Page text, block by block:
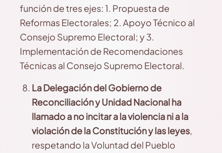
función de tres ejes: 1. Propuesta de
Reformas Electorales; 2. Apoyo Técnico al
Consejo Supremo Electoral; y 3.
Implementación de Recomendaciones
Técnicas al Consejo Supremo Electoral.
La Delegación del Gobierno de
Reconciliación y Unidad Nacional ha
llamado a no incitar a la violencia ni a la
violación de la Constitución y las leyes,
respetando la Voluntad del Pueblo